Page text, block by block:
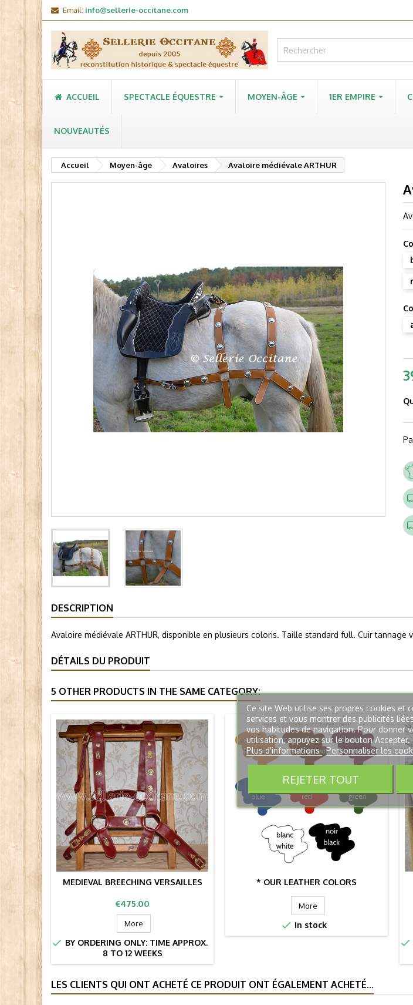
Email: info@sellerie-occitane.com
ACCUEIL SPECTACLE ÉQUESTRE MOYEN-ÂGE 1ER EMPIRE
NOUVEAUTÉS
Accueil Moyen-âge Avaloires Avaloire médiévale ARTHUR
DESCRIPTION
Avaloire médiévale ARTHUR, disponible en plusieurs coloris. Taille standard full. Cuir
DÉTAILS DU PRODUIT
5 OTHER PRODUCTS IN THE SAME CATEGORY:
MEDIEVAL BREECHING VERSAILLES
Price
€475.00
More
 BY ORDERING ONLY: TIME APPROX.
8 TO 12 WEEKS
* OUR LEATHER COLORS
More
 In stock

LES CLIENTS QUI ONT ACHETÉ CE PRODUIT ONT ÉGALEMENT ACHETÉ...
Ce site Web utilise ses propres cookies et
services et vous montrer des publicités
vos habitudes de navigation. Pour donner
utilisation, appuyez sur le bouton Accepter.
Plus d'informations Personnaliser les
REJETER TOUT